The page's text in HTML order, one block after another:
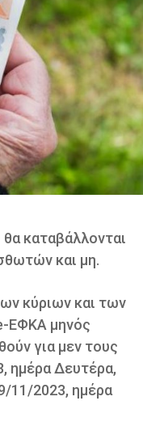
καταβάλλονται
και μη.
κύριων και των
ΕΦΚΑ μηνός
για μεν τους
ημέρα Δευτέρα,
11/2023, ημέρα